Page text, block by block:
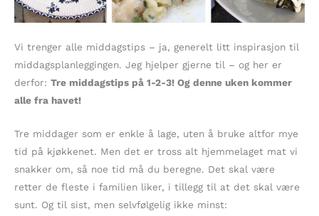
Vi trenger alle middagstips – ja, generelt litt inspirasjon til
middagsplanleggingen. Jeg hjelper gjerne til – og her er
derfor: Tre middagstips på 1-2-3! Og denne uken kommer
alle fra havet!
Tre middager som er enkle å lage, uten å bruke altfor mye
tid på kjøkkenet. Men det er tross alt hjemmelaget mat vi
snakker om, så noe tid må du beregne. Det skal være
retter de fleste i familien liker, i tillegg til at det skal være
sunt. Og til sist, men selvfølgelig ikke minst: